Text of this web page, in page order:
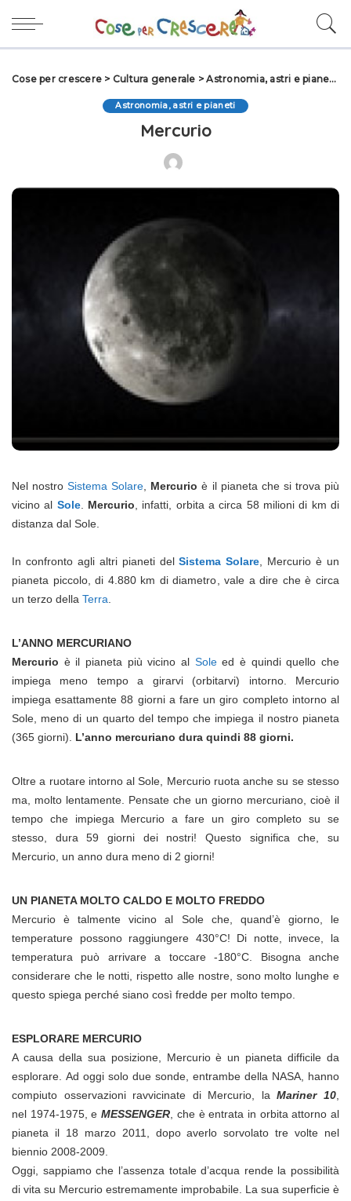
Cose per crescere > Cultura generale >Astronomia, astri e pianeti >
Astronomia, astri e pianeti
Mercurio
Nel nostroSistema Solare, Mercurio è il pianeta che si trova più
vicino al Sole. Mercurio, infatti, orbita a circa 58 milioni di km di
distanza dal Sole.
In confronto agli altri pianeti delSistema Solare, Mercurio è un
pianeta piccolo, di 4.880 km di diametro, vale a dire che è circa
un terzo della Terra.
L’ANNO MERCURIANO
Mercurio è il pianeta più vicino al Soleed è quindi quello che
impiega meno tempo a girarvi (orbitarvi) intorno. Mercurio
impiega esattamente 88 giorni a fare un giro completo intorno al
Sole, meno di un quarto del tempo che impiega il nostro pianeta
(365 giorni). L’anno mercuriano dura quindi 88 giorni.
Oltre a ruotare intorno al Sole, Mercurio ruota anche su se stesso
ma, molto lentamente. Pensate che un giorno mercuriano, cioè il
tempo che impiega Mercurio a fare un giro completo su se
stesso, dura 59 giorni dei nostri! Questo significa che, su
Mercurio, un anno dura meno di 2 giorni!
UN PIANETA MOLTO CALDO E MOLTO FREDDO
Mercurio è talmente vicino al Sole che, quand’è giorno, le
temperature possono raggiungere 430°C! Di notte, invece, la
temperatura può arrivare a toccare -180°C. Bisogna anche
considerare che le notti, rispetto alle nostre, sono molto lunghe e
questo spiega perché siano così fredde per molto tempo.
ESPLORARE MERCURIO
A causa della sua posizione, Mercurio è un pianeta difficile da
esplorare. Ad oggi solo due sonde, entrambe della NASA, hanno
compiuto osservazioni ravvicinate di Mercurio, laMariner 10,
nel 1974-1975, eMESSENGER, che è entrata in orbita attorno al
pianeta il 18 marzo 2011, dopo averlo sorvolato tre volte nel
biennio 2008-2009.
Oggi, sappiamo che l’assenza totale d’acqua rende la possibilità
di vita su Mercurio estremamente improbabile. La sua superficie è